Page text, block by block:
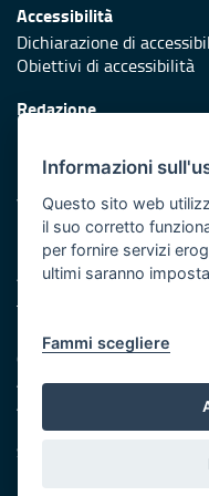
Accessibilità
Dichiarazione di
Obiettivi di accessibilità
Redazione
Protezione civile
Vai al sito di Protezione
Iniziativa finanziata con
Asse XI
Note legali
Cookie e privacy
Amministrazione trasparente
Atti di notifica
Feed RSS
Servizi intranet
Informazioni
Questo sito web
il suo corretto
per fornire servizi
ultimi saranno
Fammi scegliere